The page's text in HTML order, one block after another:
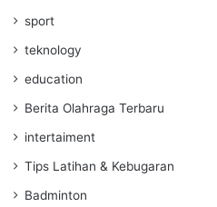
sport
teknology
education
Berita Olahraga Terbaru
intertaiment
Tips Latihan & Kebugaran
Badminton